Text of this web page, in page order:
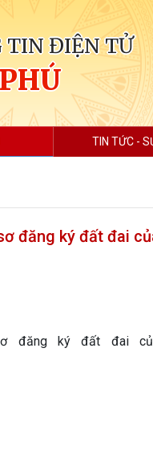
TIN ĐIỆN TỬ
TIN TỨC -
đăng ký đất đai
đăng ký đất đai